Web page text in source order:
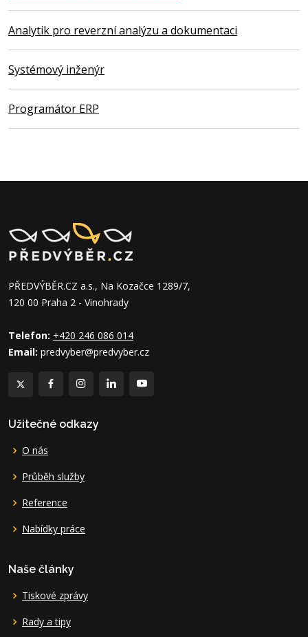
Analytik pro reverzní analýzu a dokumentaci
Systémový inženýr
Programátor ERP
PŘEDVÝBĚR.CZ a.s., Na Kozačce 1289/7,
120 00 Praha 2 - Vinohrady
Telefon: +420 246 086 014
Email: predvyber@predvyber.cz
Užitečné odkazy
O nás
Průběh služby
Reference
Nabídky práce
Naše články
Tiskové zprávy
Rady a tipy